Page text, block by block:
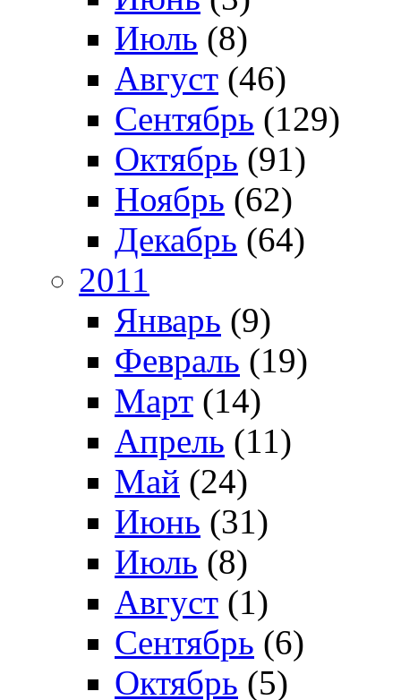
Июль (8)
Август (46)
Сентябрь (129)
Октябрь (91)
Ноябрь (62)
Декабрь (64)
2011
Январь (9)
Февраль (19)
Март (14)
Апрель (11)
Май (24)
Июнь (31)
Июль (8)
Август (1)
Сентябрь (6)
Октябрь (5)